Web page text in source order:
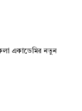
একাডেমির নতুন